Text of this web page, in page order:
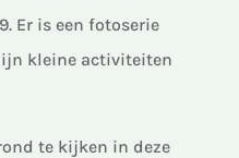
Er is een fotoserie
kleine activiteiten
te kijken in deze